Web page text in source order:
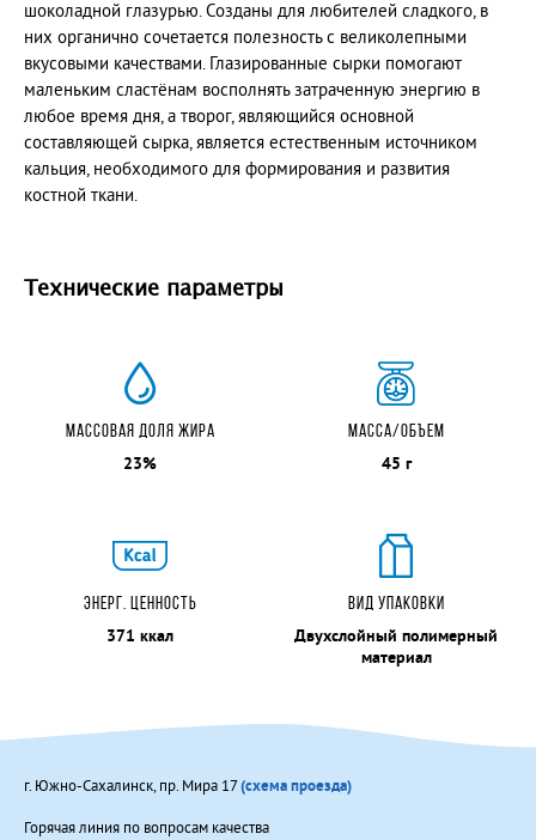
РЯЖЕНКА 4 %
ЙОГУРТ С КУСОЧКАМИ ЯГОД «КЛУБНИКА»
ЙОГУРТ С КУСОЧКАМИ ЯГОД "ВИШНЯ"
ЙОГУРТ "БАНАН-ПЕЧЕНЬЕ"
ЙОГУРТ "ЗЛАКИ-ОТРУБИ"
ТВОРОГ с массовой долей жира 9%
ТВОРОГ ОБЕЗЖИРЕННЫЙ
СЕМЕЙНЫЙ БЮДЖЕТ
"РОССИЙСКОЕ" 2,5 %
МОЛОКО ПИТЬЕВОЕ ПАСТЕРИЗОВАННОЕ
"РОССИЙСКОЕ" 2,5 %
КЕФИР 2,5%
КЕФИР 2,5%
ЙОГУРТ "МАЛИНА" 2%
ЙОГУРТ "АБРИКОС-МАНГО" 2%
Масло шоколадное
шоколадной глазурью. Созданы для любителей сладкого, в
них органично сочетается полезность с великолепными
вкусовыми качествами. Глазированные сырки помогают
маленьким сластёнам восполнять затраченную энергию в
любое время дня, а творог, являющийся основной
составляющей сырка, является естественным источником
кальция, необходимого для формирования и развития
костной ткани.
Технические параметры
МАССОВАЯ ДОЛЯ ЖИРА
23%
МАССА/ОБЪЕМ
45 г
ЭНЕРГ. ЦЕННОСТЬ
371 ккал
ВИД УПАКОВКИ
Двухслойный полимерный
материал
г. Южно-Сахалинск, пр. Мира 17(схема проезда)
Горячая линия по вопросам качества